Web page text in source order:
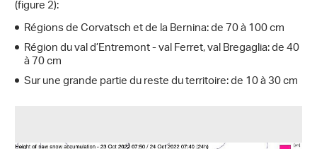
(figure 2):
Régions de Corvatsch et de la Bernina: de 70 à 100 cm
Région du val d’Entremont - val Ferret, val Bregaglia: de 40
à 70 cm
Sur une grande partie du reste du territoire: de 10 à 30 cm